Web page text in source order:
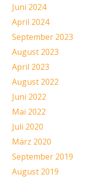
Juni 2024
April 2024
September 2023
August 2023
April 2023
August 2022
Juni 2022
Mai 2022
Juli 2020
März 2020
September 2019
August 2019